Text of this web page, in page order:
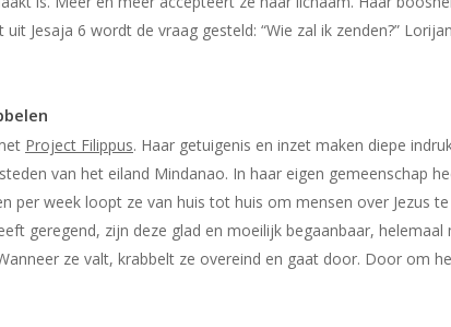
uit Jesaja 6 wordt de vraag gesteld: “Wie zal ik zenden?”
Project Filippus. Haar getuigenis en inzet maken diepe
van het eiland Mindanao. In haar eigen gemeenschap
per week loopt ze van huis tot huis om mensen over Jezus
geregend, zijn deze glad en moeilijk begaanbaar,
ze valt, krabbelt ze overeind en gaat door. Door om